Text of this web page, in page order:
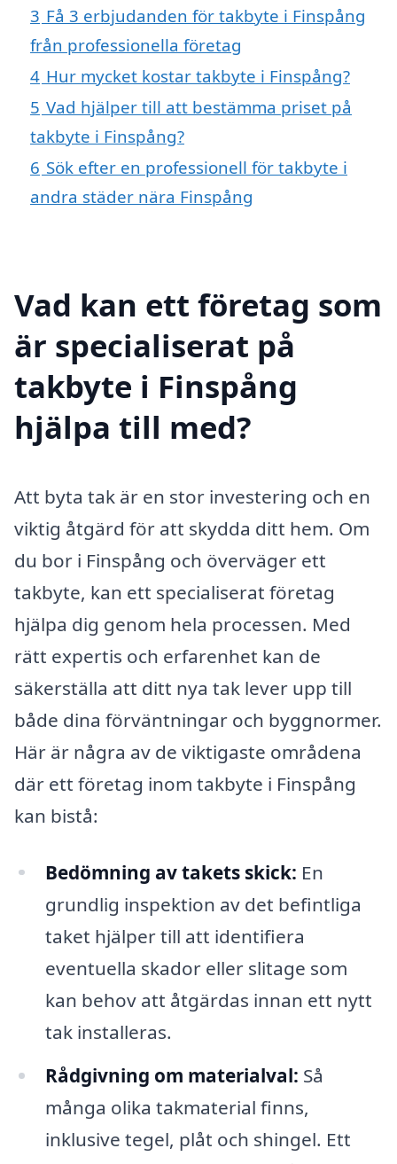
3 Få 3 erbjudanden för takbyte i Finspång
från professionella företag
4 Hur mycket kostar takbyte i Finspång?
5 Vad hjälper till att bestämma priset på
takbyte i Finspång?
6 Sök efter en professionell för takbyte i
andra städer nära Finspång
Vad kan ett företag som
är specialiserat på
takbyte i Finspång
hjälpa till med?
Att byta tak är en stor investering och en
viktig åtgärd för att skydda ditt hem. Om
du bor i Finspång och överväger ett
takbyte, kan ett specialiserat företag
hjälpa dig genom hela processen. Med
rätt expertis och erfarenhet kan de
säkerställa att ditt nya tak lever upp till
både dina förväntningar och byggnormer.
Här är några av de viktigaste områdena
där ett företag inom takbyte i Finspång
kan bistå:
Bedömning av takets skick: En
grundlig inspektion av det befintliga
taket hjälper till att identifiera
eventuella skador eller slitage som
kan behov att åtgärdas innan ett nytt
tak installeras.
Rådgivning om materialval: Så
många olika takmaterial finns,
inklusive tegel, plåt och shingel. Ett